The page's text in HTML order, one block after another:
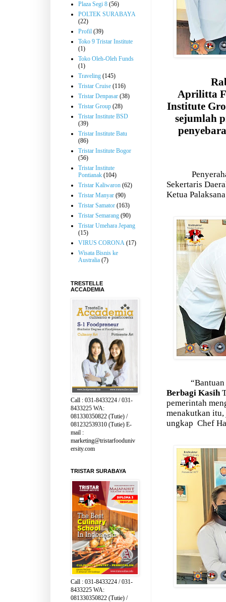
Aprilitta
Institute
sejumlah
Sekertaris
Ketua
Berbagi Kasih
pemerintah
menakutkan
ungkap Chef
Plaza Segi 8 (56)
POLTEK SURABAYA
(22)
Profil (39)
Toko 9 Tristar Institute
(1)
Toko Oleh-Oleh Funds
(1)
Traveling (145)
Tristar Cruise (116)
Tristar Denpasar (38)
Tristar Group (28)
Tristar Institute BSD
(39)
Tristar Institute Batu
(86)
Tristar Institute Bogor
(56)
Tristar Institute
Pontianak (104)
Tristar Kaliwaron (62)
Tristar Manyar (90)
Tristar Samator (163)
Tristar Semarang (90)
Tristar Umehara Jepang
(15)
VIRUS CORONA (17)
Wisata Bisnis ke
Australia (7)
TRESTELLE
ACCADEMIA
Call : 031-8433224 / 031-
8433225 WA:
081330350822 (Tutie) /
081232539310 (Tutie) E-
mail :
marketing@tristarfooduniv
ersity.com
TRISTAR SURABAYA
Call : 031-8433224 / 031-
8433225 WA:
081330350822 (Tutie) /